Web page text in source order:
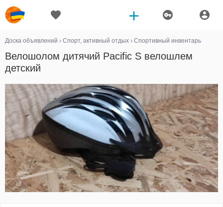
Доска объявлений › Спорт, активный отдых › Спортивный инвентарь
Велошолом дитячий Pacific S велошлем
детский